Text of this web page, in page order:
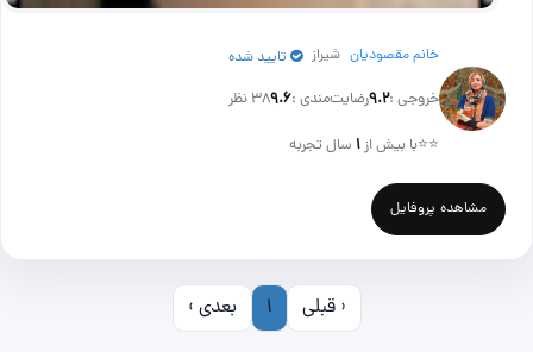
خانم مقصودیان شیراز تایید شده
خروجی :۹.۲رضایت‌مندی :۹.۶38 نظر
⭐⭐با بیش از۱ سال تجربه
مشاهده پروفایل
‹ قبلی 1 بعدی ›